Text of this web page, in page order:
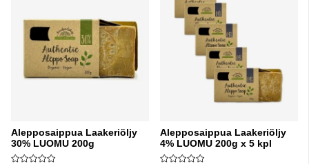
Alepposaippua Laakeriöljy
30% LUOMU 200g
Alepposaippua Laakeriöljy
4% LUOMU 200g x 5 kpl